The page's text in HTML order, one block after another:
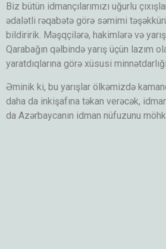
Biz bütün idmançılarımızı uğurlu
ədalətli rəqabətə görə səmimi
bildiririk. Məşqçilərə, hakimlərə və
Qarabağın qəlbində yarış üçün lazım
yaratdıqlarına görə xüsusi
Əminik ki, bu yarışlar ölkəmizdə
daha da inkişafına təkan verəcək,
da Azərbaycanın idman nüfuzunu